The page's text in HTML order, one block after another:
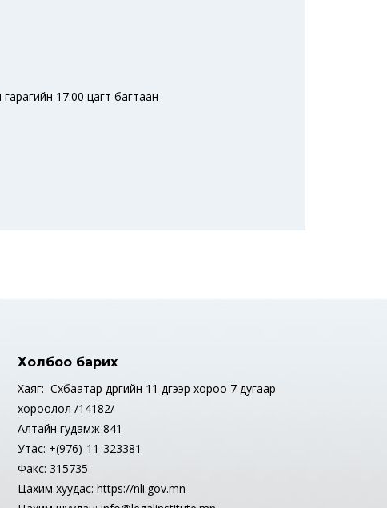
17:00 цагт багтаан
Холбоо барих
Хаяг: Сүхбаатар дүүргийн 11 дүгээр хороо 7 дугаар
хороолол /14182/
Алтайн гудамж 841
Утас: +(976)-11-323381
Факс: 315735
Цахим хуудас: https://nli.gov.mn